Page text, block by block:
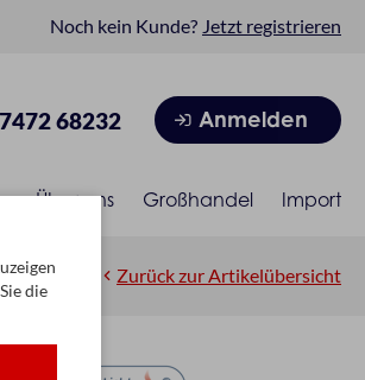
Noch kein Kunde? Jetzt registrieren
68232 Anmelden
Über uns Großhandel Import
Zurück zur Artikelübersicht
die